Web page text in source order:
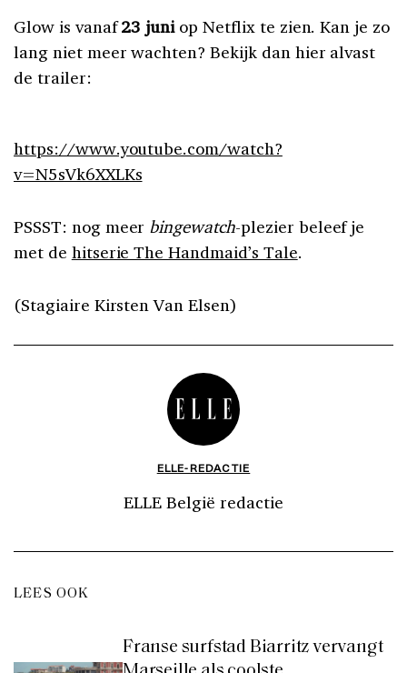
Glow is vanaf23 juniop Netflix te zien. Kan je zo
lang niet meer wachten? Bekijk dan hier alvast
de trailer:
https://www.youtube.com/watch?
v=N5sVk6XXLKs
PSSST: nog meer bingewatch-plezier beleef je
met de hitserie The Handmaid’s Tale.
(Stagiaire Kirsten Van Elsen)
ELLE-REDACTIE
ELLE België redactie
LEES OOK
Franse surfstad Biarritz vervangt